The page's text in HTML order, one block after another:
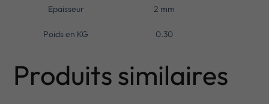
Epaisseur 2 mm
Poids en KG 0.30
Produits similaires